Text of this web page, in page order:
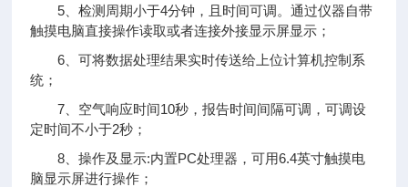
5、检测周期小于4分钟，且时间可调。通过仪器自带
触摸电脑直接操作读取或者连接外接显示屏显示；
6、可将数据处理结果实时传送给上位计算机控制系
统；
7、空气响应时间10秒，报告时间间隔可调，可调设
定时间不小于2秒；
8、操作及显示:内置PC处理器，可用6.4英寸触摸电
脑显示屏进行操作；